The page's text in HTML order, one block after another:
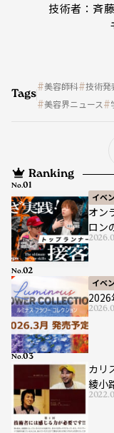
技術者：斉
Tags
美容師科 技術発
美容界ニュース
Ranking
イベ
オン
ロン
No.
イベ
2026
No.
カリ
綾小
No.